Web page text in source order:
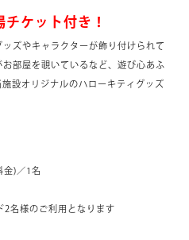
ケット付き！
ズやキャラクターが飾り付けられて
部屋を覗いているなど、遊び心あふ
設オリジナルのハローキティグッズ
金)／1名
2名様のご利用となります